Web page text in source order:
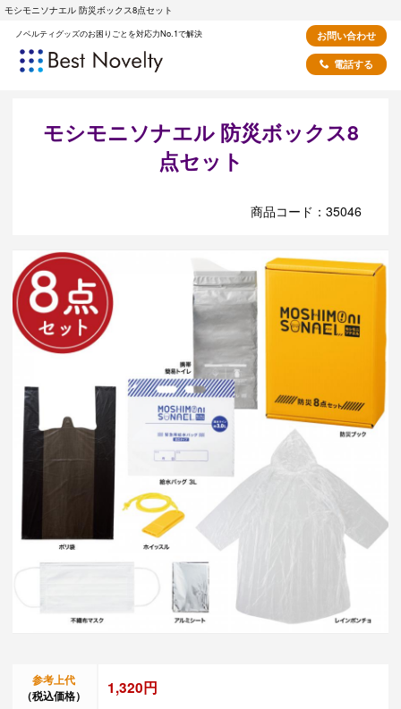
モシモニソナエル 防災ボックス8点セット
ノベルティグッズのお困りごとを対応力No.1で解決
お問い合わせ
電話する
モシモニソナエル 防災ボックス8
点セット
商品コード：35046
参考上代
（税込価格）
1,320円